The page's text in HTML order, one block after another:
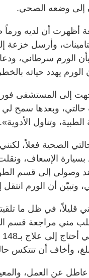
إلى وضعه الصحي.
أظهرت أن لديه
وأرسل خزعة
الورم سرطاني،
يهدد حياته
إلى المستشفى
وبعدها سمح
الطبية، وتناول الأدوية».
الصحية فعلاً،
بسيارة الإسعاف،
وصولي إلى قسم
وتبيّن أن الورم انتقل
قليلاً، في ظل ما
مني مراجعة قسم
وأخاف أن تنتكس
عن العمل،